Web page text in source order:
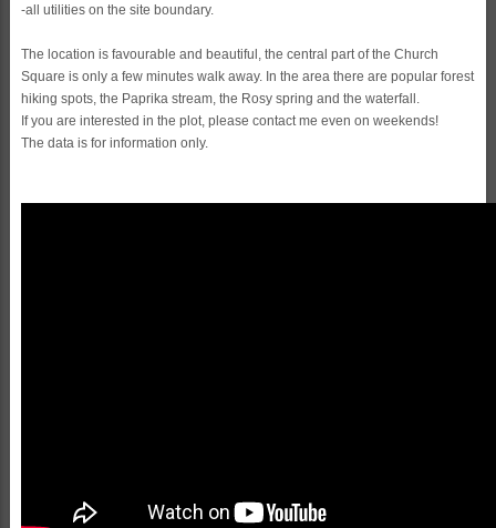
-all utilities on the site boundary.
The location is favourable and beautiful, the central part of the Church
Square is only a few minutes walk away. In the area there are popular forest
hiking spots, the Paprika stream, the Rosy spring and the waterfall.
If you are interested in the plot, please contact me even on weekends!
The data is for information only.